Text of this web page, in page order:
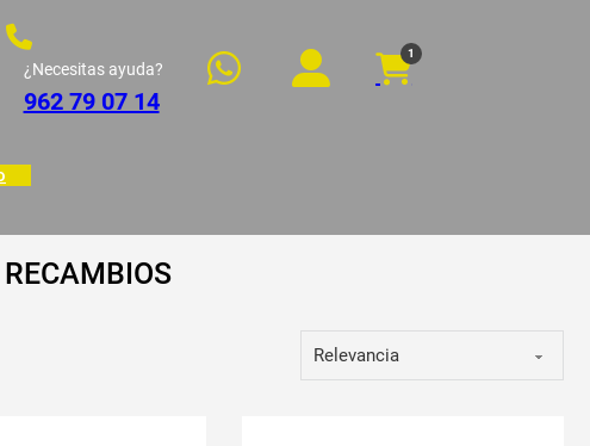
¿Necesitas ayuda?
962 79 07 14
1